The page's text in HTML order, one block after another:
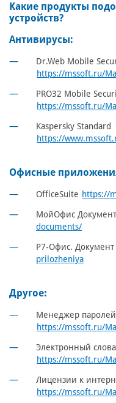
Какие продукты
устройств?
Антивирусы:
Dr.Web Mobile
https://mssoft.ru/
PRO32 Mobile
https://mssoft.ru/
Kaspersky Standard
https://
Офисные
OfficeSuite https://
МойОфис
documents/
Р7-Офис. Документ
prilozheniya
Другое:
Менеджер
https://mssoft.ru/
Электронный
https://mssoft.ru/
Лицензии к
https://mssoft.ru/